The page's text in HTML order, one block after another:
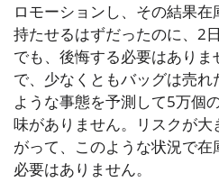
ロモーションし、その結果
持たせるはずだったのに、2
でも、後悔する必要はあり
で、少なくともバッグは売
ような事態を予測して5万個
味がありません。リスクが
がって、このような状況で
必要はありません。